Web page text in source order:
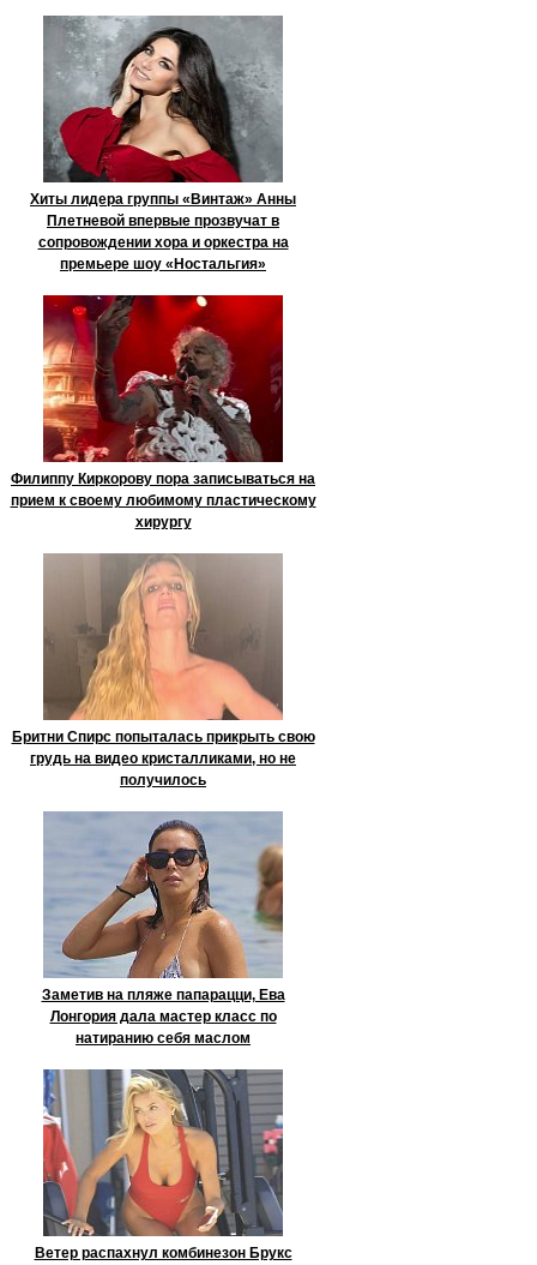
Хиты лидера группы «Винтаж» Анны
Плетневой впервые прозвучат в
сопровождении хора и оркестра на
премьере шоу «Ностальгия»
Филиппу Киркорову пора записываться на
прием к своему любимому пластическому
хирургу
Бритни Спирс попыталась прикрыть свою
грудь на видео кристалликами, но не
получилось
Заметив на пляже папарацци, Ева
Лонгория дала мастер класс по
натиранию себя маслом
Ветер распахнул комбинезон Брукс